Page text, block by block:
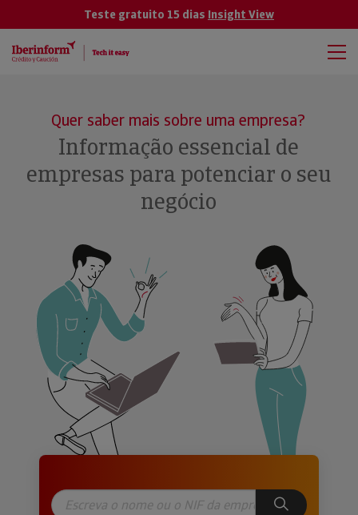
Teste gratuito 15 dias Insight View
Quer saber mais sobre uma empresa?
Informação essencial de
empresas para potenciar o seu
negócio